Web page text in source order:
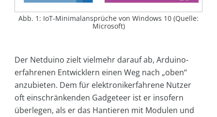
Abb. 1: IoT-Minimalansprüche von Windows 10 (Quelle:
Microsoft)
Der Netduino zielt vielmehr darauf ab, Arduino-
erfahrenen Entwicklern einen Weg nach „oben“
anzubieten. Dem für elektronikerfahrene Nutzer
oft einschränkenden Gadgeteer ist er insofern
überlegen, als er das Hantieren mit Modulen und